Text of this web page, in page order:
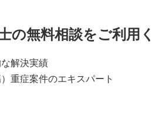
の無料相談をご利用
解決実績
重症案件のエキスパート